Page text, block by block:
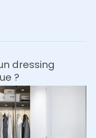
dressing
?